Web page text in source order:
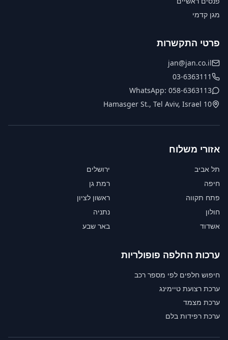
מגן קדמי
פרטי התקשרות
jan@jan.co.il
03-6363111
WhatsApp: 058-6363113
10 Hamasger St., Tel Aviv, Israel
אזורי משלוח
תל אביב
ירושלים
חיפה
רמת גן
פתח תקווה
ראשון לציון
חולון
נתניה
אשדוד
באר שבע
ערכות החלפה פופולריות
חיפוש חלפים לפי מספר רכב
ערכת רצועת טיימינג
ערכת מצמד
ערכת רפידות בלם